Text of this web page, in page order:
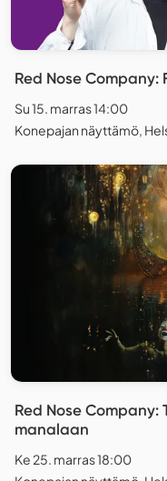
Red Nose Company:
Su 15. marras 14:00
Konepajan näyttämö,
Red Nose
manalaan
Ke 25. marras 18:00